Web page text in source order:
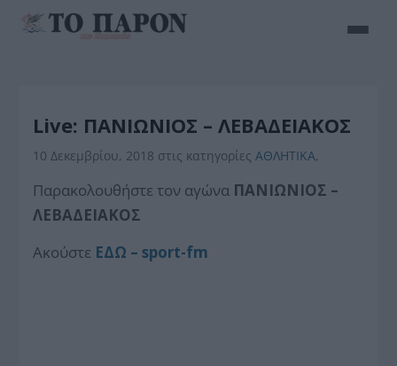
Live: ΠΑΝΙΩΝΙΟΣ – ΛΕΒΑΔΕΙΑΚΟΣ
10 Δεκεμβρίου, 2018 στις κατηγορίεςΑΘΛΗΤΙΚΑ,
Παρακολουθήστε τον αγώνα ΠΑΝΙΩΝΙΟΣ –
ΛΕΒΑΔΕΙΑΚΟΣ
Aκούστε ΕΔΩ – sport-fm